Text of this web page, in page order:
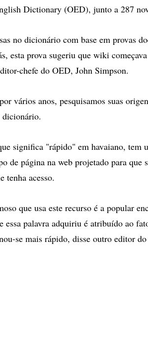
Dictionary (OED), junto a 287
no dicionário com base em provas
esta prova sugeriu que wiki
chefe do OED, John Simpson.
vários anos, pesquisamos suas
significa "rápido" em havaiano, tem
de página na web projetado para que
tenha acesso.
que usa este recurso é a popular
essa palavra adquiriu é atribuído ao
se mais rápido, disse outro editor